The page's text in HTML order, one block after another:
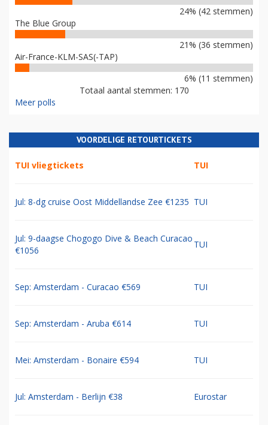
24% (42 stemmen)
The Blue Group
21% (36 stemmen)
Air-France-KLM-SAS(-TAP)
6% (11 stemmen)
Totaal aantal stemmen: 170
Meer polls
VOORDELIGE RETOURTICKETS
TUI vliegtickets TUI
Jul: 8-dg cruise Oost Middellandse Zee €1235 TUI
Jul: 9-daagse Chogogo Dive & Beach Curacao
€1056
TUI
Sep: Amsterdam - Curacao €569 TUI
Sep: Amsterdam - Aruba €614 TUI
Mei: Amsterdam - Bonaire €594 TUI
Jul: Amsterdam - Berlijn €38 Eurostar